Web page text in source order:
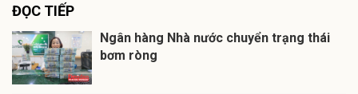
ĐỌC TIẾP
Ngân hàng Nhà nước chuyển trạng thái
bơm ròng